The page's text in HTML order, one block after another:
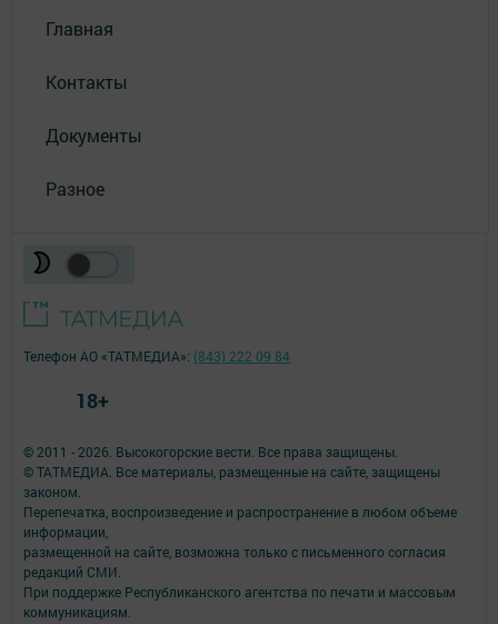
Главная
Контакты
Документы
Разное
© 2011 - 2026. Высокогорские вести. Все права защищены.
© ТАТМЕДИА. Все материалы, размещенные на сайте, защищены
законом.
Перепечатка, воспроизведение и распространение в любом объеме
информации,
размещенной на сайте, возможна только с письменного согласия
редакций СМИ.
При поддержке Республиканского агентства по печати и массовым
коммуникациям.
Телефон АО «ТАТМЕДИА»: (843) 222 09 84
18+